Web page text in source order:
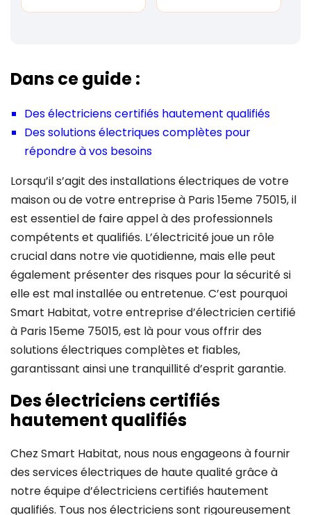
Dans ce guide :
Des électriciens certifiés hautement qualifiés
Des solutions électriques complètes pour
répondre à vos besoins
Lorsqu’il s’agit des installations électriques de votre
maison ou de votre entreprise à Paris 15eme 75015, il
est essentiel de faire appel à des professionnels
compétents et qualifiés. L’électricité joue un rôle
crucial dans notre vie quotidienne, mais elle peut
également présenter des risques pour la sécurité si
elle est mal installée ou entretenue. C’est pourquoi
Smart Habitat, votre entreprise d’électricien certifié
à Paris 15eme 75015, est là pour vous offrir des
solutions électriques complètes et fiables,
garantissant ainsi une tranquillité d’esprit garantie.
Des électriciens certifiés
hautement qualifiés
Chez Smart Habitat, nous nous engageons à fournir
des services électriques de haute qualité grâce à
notre équipe d’électriciens certifiés hautement
qualifiés. Tous nos électriciens sont rigoureusement